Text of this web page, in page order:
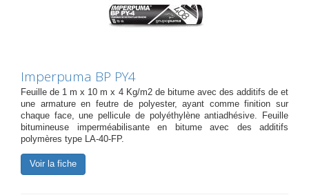
Imperpuma BP PY4
Feuille de 1 m x 10 m x 4 Kg/m2 de bitume avec des additifs de et
une armature en feutre de polyester, ayant comme finition sur
chaque face, une pellicule de polyéthylène antiadhésive. Feuille
bitumineuse imperméabilisante en bitume avec des additifs
polymères type LA-40-FP.
Voir la fiche